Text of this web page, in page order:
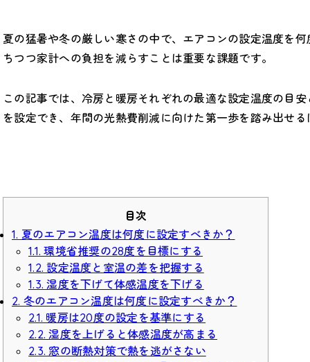
夏の猛暑や冬の厳しい寒さの中で、エアコンの設定温度を
ちつつ家計への負担を減らすことは重要な課題です。
この記事では、冷房と暖房それぞれの最適な設定温度の目
を設定でき、年間の光熱費削減に向けた第一歩を踏み出せ
目次
1. 夏のエアコン温度は何度に設定すべきか？
1.1. 環境省推奨の28度を目標にする
1.2. 設定温度と室温の差を把握する
1.3. 湿度を下げて体感温度を下げる
2. 冬のエアコン温度は何度に設定すべきか？
2.1. 暖房は20度の設定を基準にする
2.2. 湿度を上げると体感温度が高まる
2.3. 窓の断熱対策で熱を逃がさない